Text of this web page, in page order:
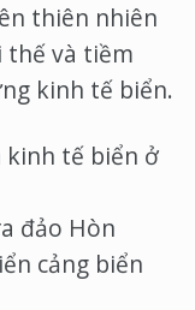
thiên nhiên
thế và tiềm
kinh tế biển.
đảo Hòn
cảng biển